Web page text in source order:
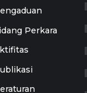
Perkara